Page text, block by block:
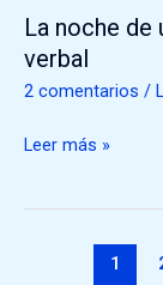
La noche de
verbal
2 comentarios /
La
noche
de
persona
Leer más »
1